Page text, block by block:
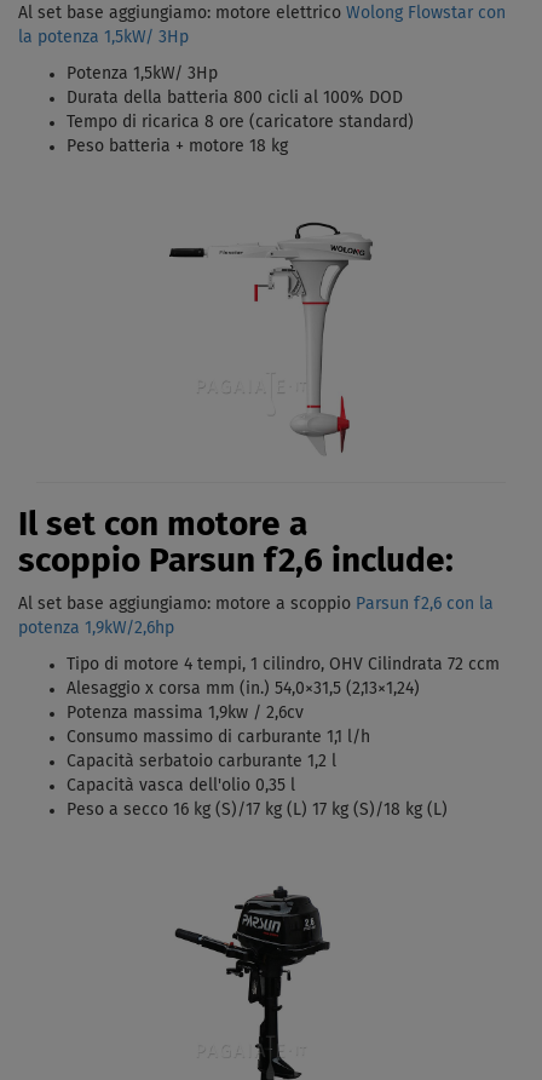
Al set base aggiungiamo: motore elettrico Wolong Flowstar con
la potenza 1,5kW/ 3Hp
Potenza 1,5kW/ 3Hp
Durata della batteria 800 cicli al 100% DOD
Tempo di ricarica 8 ore (caricatore standard)
Peso batteria + motore 18 kg
Il set con motore a
scoppio Parsun f2,6 include:
Al set base aggiungiamo: motore a scoppio Parsun f2,6 con la
potenza 1,9kW/2,6hp
Tipo di motore 4 tempi, 1 cilindro, OHV Cilindrata 72 ccm
Alesaggio x corsa mm (in.) 54,0×31,5 (2,13×1,24)
Potenza massima 1,9kw / 2,6cv
Consumo massimo di carburante 1,1 l/h
Capacità serbatoio carburante 1,2 l
Capacità vasca dell'olio 0,35 l
Peso a secco 16 kg (S)/17 kg (L) 17 kg (S)/18 kg (L)